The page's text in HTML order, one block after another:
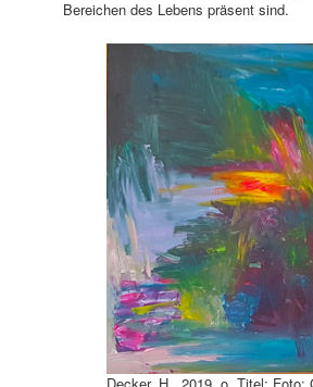
Bereichen des Lebens präsent sind.